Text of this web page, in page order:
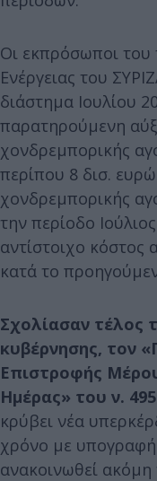
Οι εκπρόσωποι του
Ενέργειας του
διάστημα Ιουλίου
παρατηρούμενη
χονδρεμπορικής
περίπου 8 δισ.
χονδρεμπορικής
την περίοδο
αντίστοιχο κόστος
κατά το
Σχολίασαν τέλος
κυβέρνησης, τον
Επιστροφής
Ημέρας» του ν.
κρύβει νέα
χρόνο με
ανακοινωθεί